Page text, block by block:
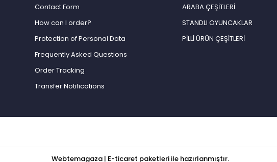
Contact Form
How can I order?
Protection of Personal Data
Frequently Asked Questions
Order Tracking
Transfer Notifications
ARABA ÇEŞİTLERİ
STANDLI OYUNCAKLAR
PİLLİ ÜRÜN ÇEŞİTLERİ
Webtemagaza | E-ticaret paketleri ile hazırlanmıştır.